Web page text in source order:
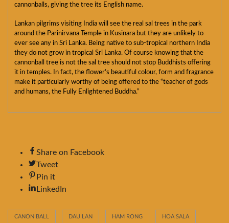
cannonballs, giving the tree its English name.
Lankan pilgrims visiting India will see the real sal trees in the park
around the Parinirvana Temple in Kusinara but they are unlikely to
ever see any in Sri Lanka. Being native to sub-tropical northern India
they do not grow in tropical Sri Lanka. Of course knowing that the
cannonball tree is not the sal tree should not stop Buddhists offering
it in temples. In fact, the flower’s beautiful colour, form and fragrance
make it particularly worthy of being offered to the “teacher of gods
and humans, the Fully Enlightened Buddha.”
Share on Facebook
Tweet
Pin it
LinkedIn
CANON BALL DAU LAN HAM RONG HOA SALA